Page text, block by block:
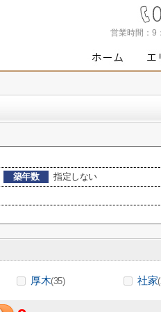
営業時間： 9
築年数
指定しない
厚木(35) 社家